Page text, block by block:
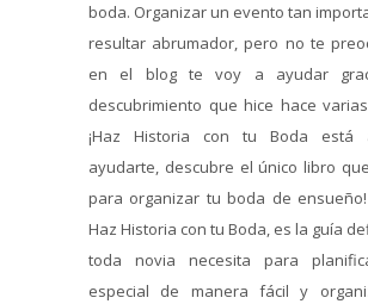
boda. Organizar un evento tan
resultar abrumador, pero no te
en el blog te voy a ayudar
descubrimiento que hice hace
¡Haz Historia con tu Boda está
ayudarte, descubre el único libro
para organizar tu boda de
Haz Historia con tu Boda, es la guía
toda novia necesita para
especial de manera fácil y